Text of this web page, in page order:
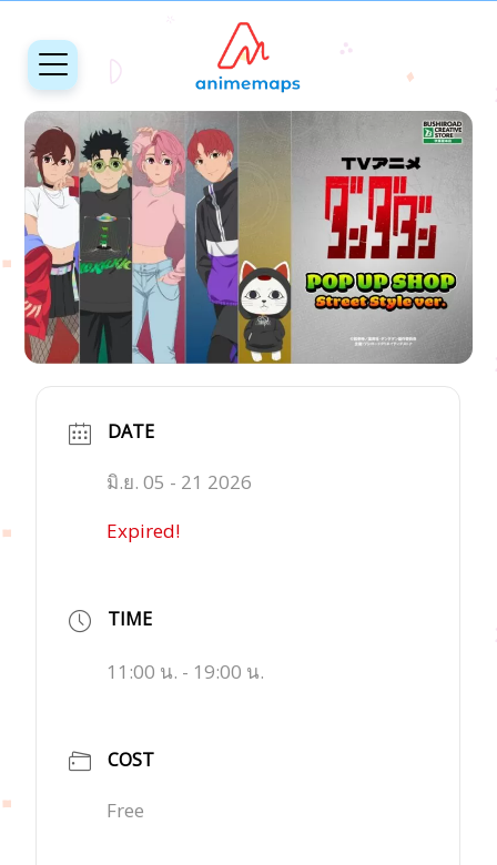
DATE
มิ.ย. 05 - 21 2026
Expired!
TIME
11:00 น. - 19:00 น.
COST
Free